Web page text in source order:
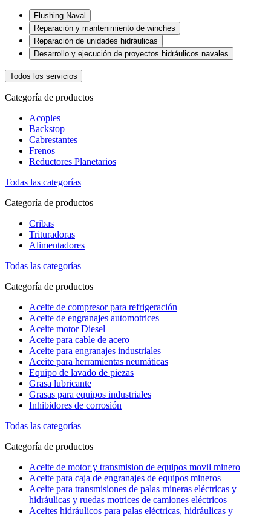
Flushing Naval
Reparación y mantenimiento de winches
Reparación de unidades hidráulicas
Desarrollo y ejecución de proyectos hidráulicos navales
Todos los servicios
Categoría de productos
Acoples
Backstop
Cabrestantes
Frenos
Reductores Planetarios
Todas las categorías
Categoría de productos
Cribas
Trituradoras
Alimentadores
Todas las categorías
Categoría de productos
Aceite de compresor para refrigeración
Aceite de engranajes automotrices
Aceite motor Diesel
Aceite para cable de acero
Aceite para engranajes industriales
Aceite para herramientas neumáticas
Equipo de lavado de piezas
Grasa lubricante
Grasas para equipos industriales
Inhibidores de corrosión
Todas las categorías
Categoría de productos
Aceite de motor y transmision de equipos movil minero
Aceite para caja de engranajes de equipos mineros
Aceite para transmisiones de palas mineras eléctricas y
hidráulicas y ruedas motrices de camiones eléctricos
Aceites hidráulicos para palas eléctricas, hidráulicas y